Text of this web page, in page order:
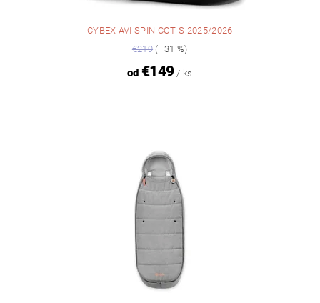
CYBEX AVI SPIN COT S 2025/2026
€219 (–31 %)
od€149 / ks